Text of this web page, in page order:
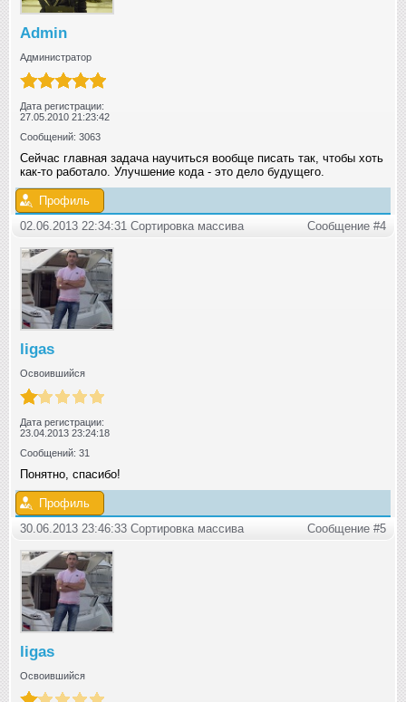
Admin
Администратор
Дата регистрации:
27.05.2010 21:23:42
Сообщений: 3063
Сейчас главная задача научиться вообще писать так, чтобы хоть
как-то работало. Улучшение кода - это дело будущего.
Профиль
02.06.2013 22:34:31 Сортировка массива
Сообщение #4
ligas
Освоившийся
Дата регистрации:
23.04.2013 23:24:18
Сообщений: 31
Понятно, спасибо!
Профиль
30.06.2013 23:46:33 Сортировка массива
Сообщение #5
ligas
Освоившийся